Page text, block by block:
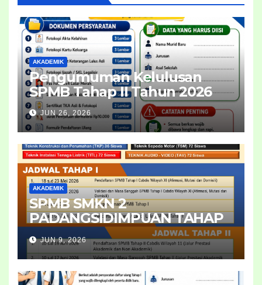
AKADEMIK
Pengumuman Kelulusan
SPMB Tahap II Tahun 2026
JUN 26, 2026
AKADEMIK
SPMB SMKN 2
PADANGSIDIMPUAN TAHAP
II 2026
JUN 9, 2026